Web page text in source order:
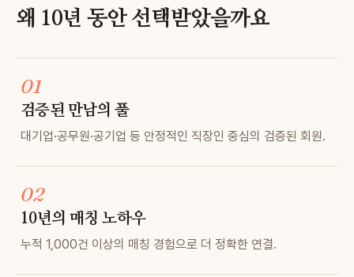
왜 10년 동안 선택받았을까요
01
검증된 만남의 풀
대기업·공무원·공기업 등 안정적인 직장인 중심의 검증된 회원.
02
10년의 매칭 노하우
누적 1,000건 이상의 매칭 경험으로 더 정확한 연결.